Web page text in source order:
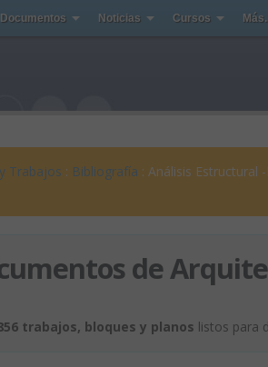
Documentos Noticias Cursos Más..
Trabajos : Bibliografía : Análisis Estructural
de
trabajos, bloques y planos listos para